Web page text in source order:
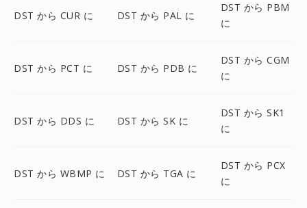
DST から CUR に DST から PAL に
DST から PBM
に
DST から PCT に DST から PDB に
DST から CGM
に
DST から DDS に DST から SK に
DST から SK1
に
DST から WBMP に DST から TGA に
DST から PCX
に